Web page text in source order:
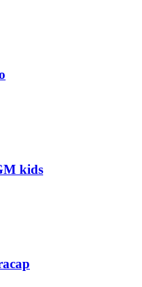
kids